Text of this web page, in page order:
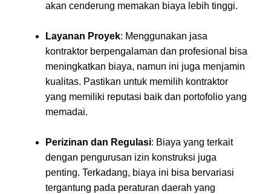
akan cenderung memakan biaya lebih tinggi.
Layanan Proyek: Menggunakan jasa
kontraktor berpengalaman dan profesional bisa
meningkatkan biaya, namun ini juga menjamin
kualitas. Pastikan untuk memilih kontraktor
yang memiliki reputasi baik dan portofolio yang
memadai.
Perizinan dan Regulasi: Biaya yang terkait
dengan pengurusan izin konstruksi juga
penting. Terkadang, biaya ini bisa bervariasi
tergantung pada peraturan daerah yang